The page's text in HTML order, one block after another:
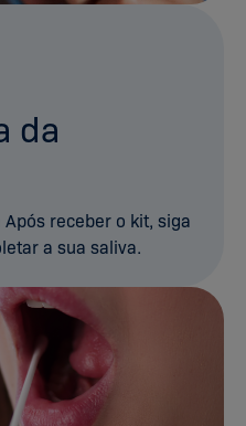
da
receber o kit, siga
a sua saliva.